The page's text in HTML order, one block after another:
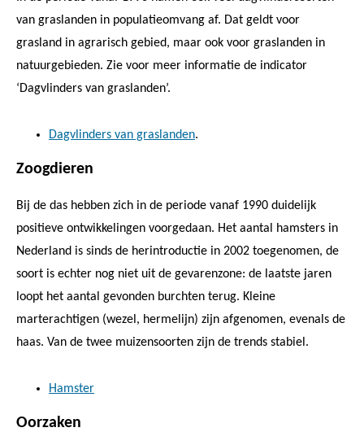
van graslanden in populatieomvang af. Dat geldt voor
grasland in agrarisch gebied, maar ook voor graslanden in
natuurgebieden. Zie voor meer informatie de indicator
‘Dagvlinders van graslanden’.
Dagvlinders van graslanden.
Zoogdieren
Bij de das hebben zich in de periode vanaf 1990 duidelijk
positieve ontwikkelingen voorgedaan. Het aantal hamsters in
Nederland is sinds de herintroductie in 2002 toegenomen, de
soort is echter nog niet uit de gevarenzone: de laatste jaren
loopt het aantal gevonden burchten terug. Kleine
marterachtigen (wezel, hermelijn) zijn afgenomen, evenals de
haas. Van de twee muizensoorten zijn de trends stabiel.
Hamster
Oorzaken